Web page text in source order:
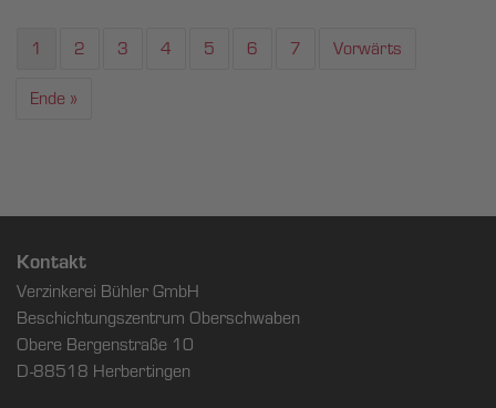
1 2 3 4 5 6 7
Vorwärts
Ende »
Kontakt
Verzinkerei Bühler GmbH
Beschichtungszentrum Oberschwaben
Obere Bergenstraße 10
D-88518 Herbertingen